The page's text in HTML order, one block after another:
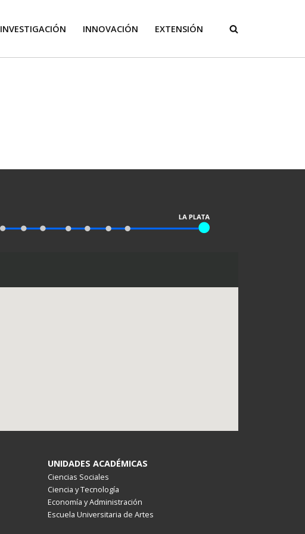
INVESTIGACIÓN INNOVACIÓN EXTENSIÓN
UNIDADES ACADÉMICAS
Ciencias Sociales
Ciencia y Tecnología
Economía y Administración
Escuela Universitaria de Artes